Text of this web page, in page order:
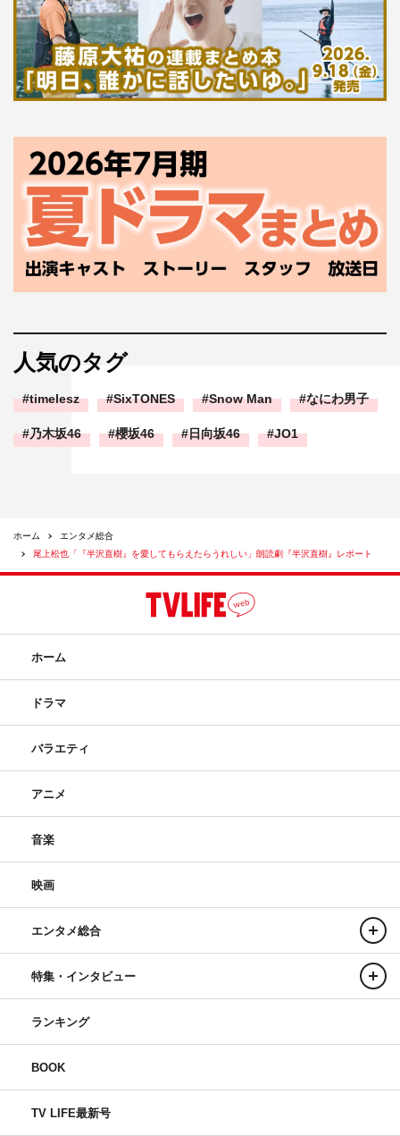
人気のタグ
timelesz SixTONES Snow Man なにわ男子
乃木坂46 櫻坂46 日向坂46 JO1
ホーム
エンタメ総合
尾上松也「『半沢直樹』を愛してもらえたらうれしい」朗読劇『半沢直樹』レポート
ホーム
ドラマ
バラエティ
アニメ
音楽
映画
エンタメ総合
特集・インタビュー
ランキング
BOOK
TV LIFE最新号